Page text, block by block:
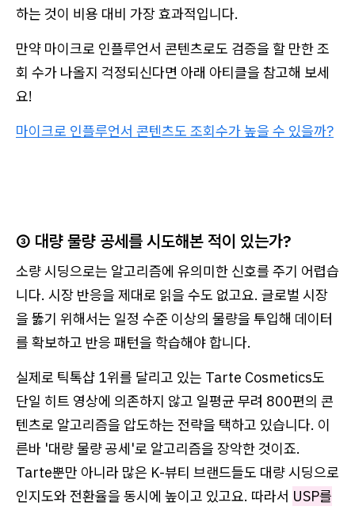
하는 것이 비용 대비 가장 효과적입니다.
만약 마이크로 인플루언서 콘텐츠로도 검증을 할 만한 조
회 수가 나올지 걱정되신다면 아래 아티클을 참고해 보세
요!
마이크로 인플루언서 콘텐츠도 조회수가 높을 수 있을까?
③ 대량 물량 공세를 시도해본 적이 있는가?
소량 시딩으로는 알고리즘에 유의미한 신호를 주기 어렵습
니다. 시장 반응을 제대로 읽을 수도 없고요. 글로벌 시장
을 뚫기 위해서는 일정 수준 이상의 물량을 투입해 데이터
를 확보하고 반응 패턴을 학습해야 합니다.
실제로 틱톡샵 1위를 달리고 있는 Tarte Cosmetics도
단일 히트 영상에 의존하지 않고 일평균 무려 800편의 콘
텐츠로 알고리즘을 압도하는 전략을 택하고 있습니다. 이
른바 '대량 물량 공세'로 알고리즘을 장악한 것이죠.
Tarte뿐만 아니라 많은 K-뷰티 브랜드들도 대량 시딩으로
인지도와 전환율을 동시에 높이고 있고요. 따라서 USP를